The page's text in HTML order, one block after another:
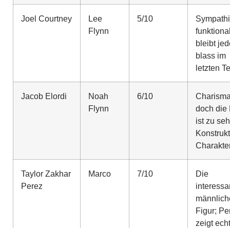
Joel Courtney
Lee
Flynn
5/10
bleibt
blass im
letzten
Jacob Elordi
Noah
Flynn
6/10
doch die
ist zu
Taylor Zakhar
Perez
Marco 7/10
Die
Figur;
zeigt